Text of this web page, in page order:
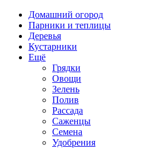
Домашний огород
Парники и теплицы
Деревья
Кустарники
Ещё
Грядки
Овощи
Зелень
Полив
Рассада
Саженцы
Семена
Удобрения